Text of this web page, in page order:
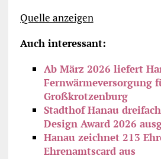
Quelle anzeigen
Auch interessant:
Ab März 2026 liefert
Fernwärmeversorgung
Großkrotzenburg
Stadthof Hanau
Design Award 2026
Hanau zeichnet 213
Ehrenamtscard aus